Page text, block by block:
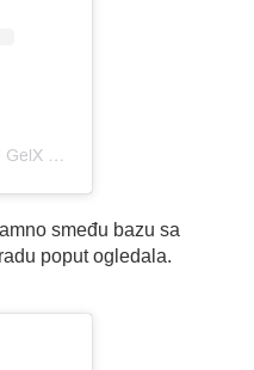
smeđu bazu sa
poput ogledala.